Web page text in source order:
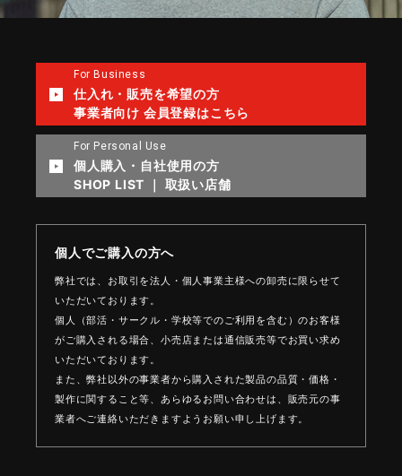
For Business
仕入れ・販売を希望の方
事業者向け 会員登録はこちら
For Personal Use
個人購入・自社使用の方
SHOP LIST ｜ 取扱い店舗
個人でご購入の方へ
弊社では、お取引を法人・個人事業主様への卸売に限らせて
いただいております。
個人（部活・サークル・学校等でのご利用を含む）のお客様
がご購入される場合、小売店または通信販売等でお買い求め
いただいております。
また、弊社以外の事業者から購入された製品の品質・価格・
製作に関すること等、 あらゆるお問い合わせは、販売元の事
業者へご連絡いただきますようお願い申し上げます。